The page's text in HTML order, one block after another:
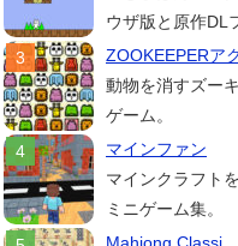
ウザ版と原作DL
ZOOKEEPERア
動物を消すズー
ゲーム。
マインファン
マインクラフト
ミニゲーム集。